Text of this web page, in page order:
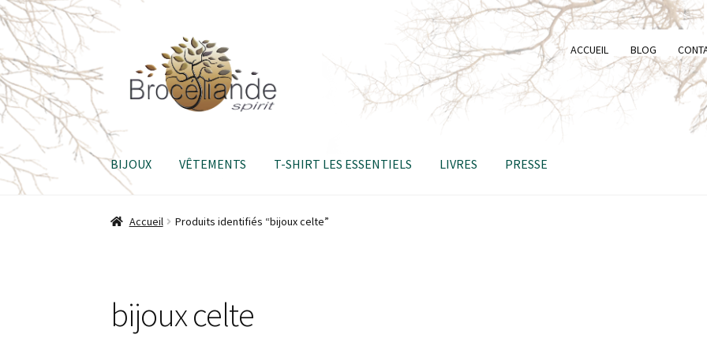
navigation
contenu
ACCUEIL BLOG
BIJOUX VÊTEMENTS T-SHIRT LES ESSENTIELS LIVRES PRESSE
Accueil Produits identifiés “bijoux celte”
bijoux celte